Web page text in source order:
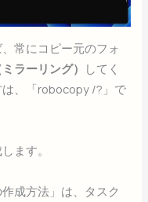
常にコピー元のフォ
ラーリング） してく
、「robocopy /?」で
ます。
成方法」は、タスク